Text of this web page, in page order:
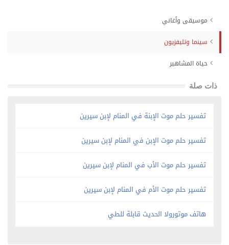
موسيقى وأغاني
سينما وتليفزيون
حياة المشاهير
ذات صلة
تفسير حلم موت الإبنة في المنام لإبن سيرين
تفسير حلم موت الإبن في المنام لإبن سيرين
تفسير حلم موت الأب في المنام لإبن سيرين
تفسير حلم موت الأم في المنام لإبن سيرين
هاتف موتورولا الحديث قابلة للطي